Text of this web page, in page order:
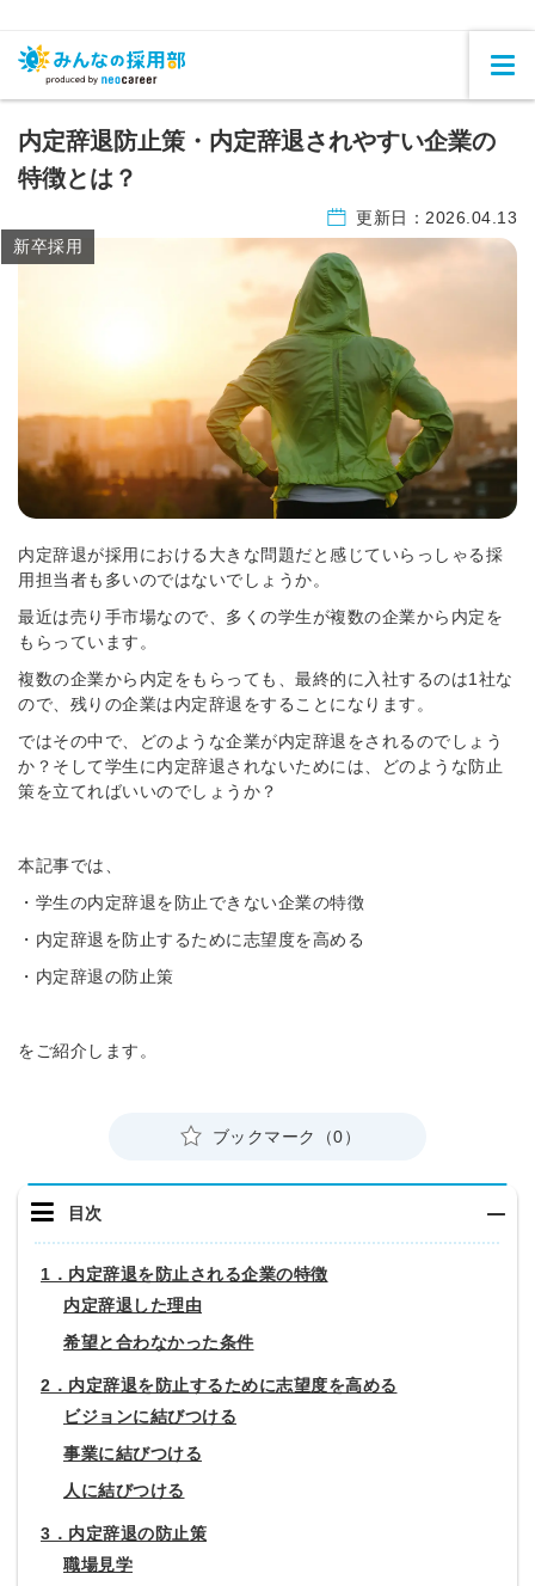
内定辞退防止策・内定辞退されやすい企業の
特徴とは？
更新日： 2026.04.13
新卒採用
内定辞退が採用における大きな問題だと感じていらっしゃる採
用担当者も多いのではないでしょうか。
最近は売り手市場なので、多くの学生が複数の企業から内定を
もらっています。
複数の企業から内定をもらっても、最終的に入社するのは1社な
ので、残りの企業は内定辞退をすることになります。
ではその中で、どのような企業が内定辞退をされるのでしょう
か？そして学生に内定辞退されないためには、どのような防止
策を立てればいいのでしょうか？
本記事では、
・学生の内定辞退を防止できない企業の特徴
・内定辞退を防止するために志望度を高める
・内定辞退の防止策
をご紹介します。
ブックマーク（0）
目次
1．内定辞退を防止される企業の特徴
内定辞退した理由
希望と合わなかった条件
2．内定辞退を防止するために志望度を高める
ビジョンに結びつける
事業に結びつける
人に結びつける
3．内定辞退の防止策
職場見学